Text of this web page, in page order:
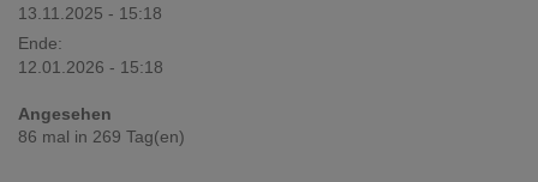
13.11.2025 - 15:18
Ende:
12.01.2026 - 15:18
Angesehen
86 mal in 269 Tag(en)